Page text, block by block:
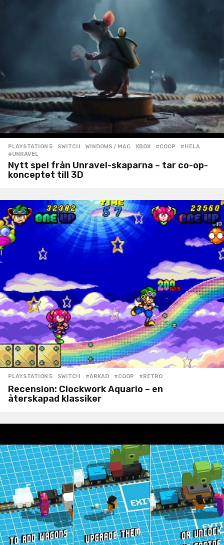
PLAYSTATION 5 ,SWITCH ,WINDOWS / MAC ,XBOX #COOP ,#HELA
#UNRAVEL
Nytt spel från Unravel-skaparna – tar co-op-
konceptet till 3D
PLAYSTATION 5 ,SWITCH #ARKAD ,#COOP ,#RETRO
Recension: Clockwork Aquario – en
återskapad klassiker